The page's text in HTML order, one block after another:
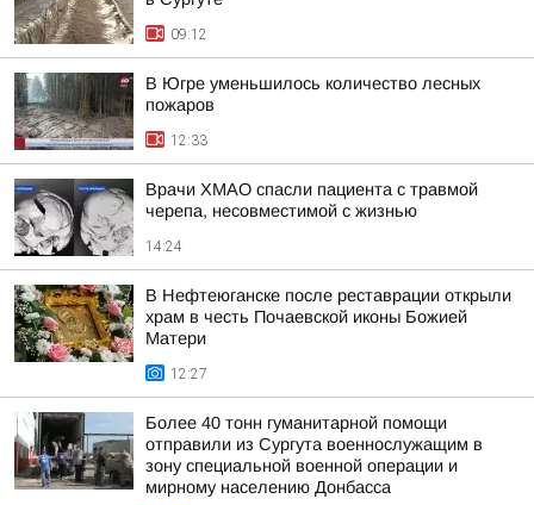
09:12
В Югре уменьшилось количество лесных
пожаров
12:33
Врачи ХМАО спасли пациента с травмой
черепа, несовместимой с жизнью
14:24
В Нефтеюганске после реставрации открыли
храм в честь Почаевской иконы Божией
Матери
12:27
Более 40 тонн гуманитарной помощи
отправили из Сургута военнослужащим в
зону специальной военной операции и
мирному населению Донбасса